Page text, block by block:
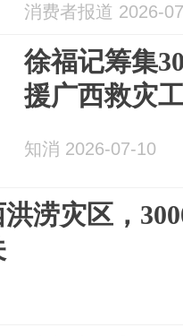
消费者报道 2026-
徐福记筹集
援广西救灾
知消 2026-07-10
涝灾区，